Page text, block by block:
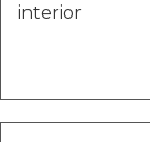
interior